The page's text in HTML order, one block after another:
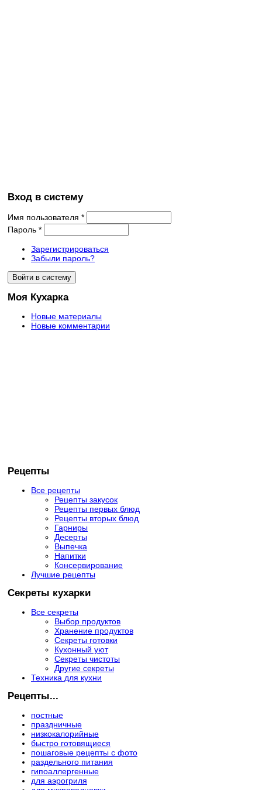
Вход в систему
Имя пользователя *
Пароль *
Зарегистрироваться
Забыли пароль?
Моя Кухарка
Новые материалы
Новые комментарии
Рецепты
Все рецепты
Рецепты закусок
Рецепты первых блюд
Рецепты вторых блюд
Гарниры
Десерты
Выпечка
Напитки
Консервирование
Лучшие рецепты
Секреты кухарки
Все секреты
Выбор продуктов
Хранение продуктов
Секреты готовки
Кухонный уют
Секреты чистоты
Другие секреты
Техника для кухни
Рецепты...
постные
праздничные
низкокалорийные
быстро готовящиеся
пошаговые рецепты с фото
раздельного питания
гипоаллергенные
для аэрогриля